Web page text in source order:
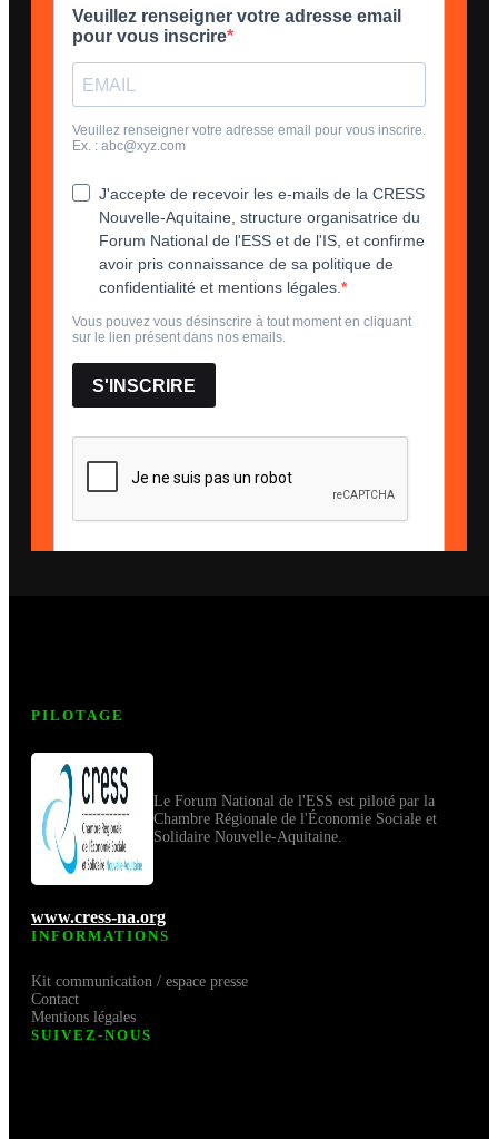
PILOTAGE
Le Forum National de l'ESS est piloté par la
Chambre Régionale de l'Économie Sociale et
Solidaire Nouvelle-Aquitaine.
www.cress-na.org
INFORMATIONS
Kit communication / espace presse
Contact
Mentions légales
SUIVEZ-NOUS